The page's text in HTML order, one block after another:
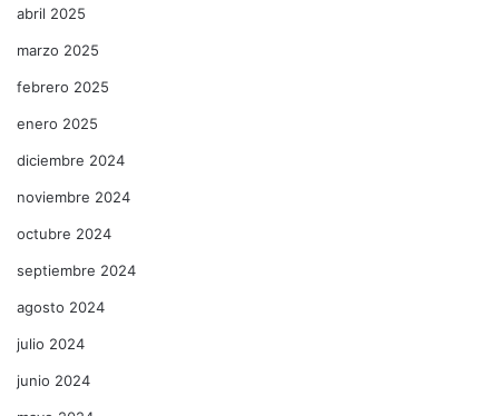
abril 2025
marzo 2025
febrero 2025
enero 2025
diciembre 2024
noviembre 2024
octubre 2024
septiembre 2024
agosto 2024
julio 2024
junio 2024